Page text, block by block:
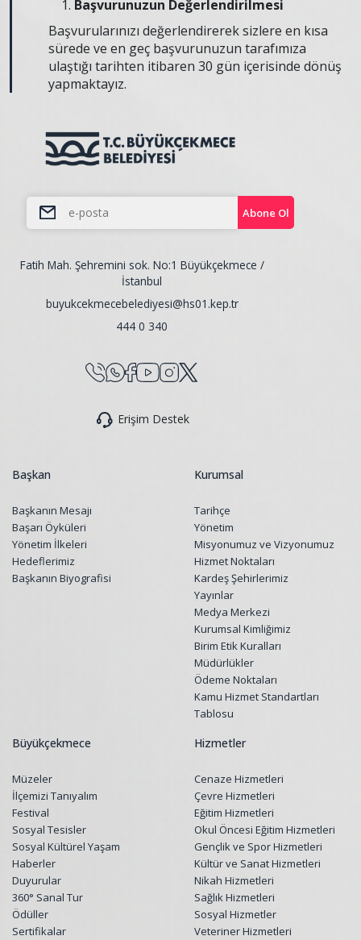
Başvurunuzun Değerlendirilmesi
Başvurularınızı değerlendirerek sizlere en kısa
sürede ve en geç başvurunuzun tarafımıza
ulaştığı tarihten itibaren 30 gün içerisinde dönüş
yapmaktayız.
Abone Ol
Fatih Mah. Şehremini sok. No:1 Büyükçekmece /
İstanbul
buyukcekmecebelediyesi@hs01.kep.tr
444 0 340
Erişim Destek
Başkan
Başkanın Mesajı
Başarı Öyküleri
Yönetim İlkeleri
Hedeflerimiz
Başkanın Biyografisi
Kurumsal
Tarihçe
Yönetim
Misyonumuz ve Vizyonumuz
Hizmet Noktaları
Kardeş Şehirlerimiz
Yayınlar
Medya Merkezi
Kurumsal Kimliğimiz
Birim Etik Kuralları
Müdürlükler
Ödeme Noktaları
Kamu Hizmet Standartları
Tablosu
Büyükçekmece
Müzeler
İlçemizi Tanıyalım
Festival
Sosyal Tesisler
Sosyal Kültürel Yaşam
Haberler
Duyurular
360° Sanal Tur
Ödüller
Sertifikalar
Hizmetler
Cenaze Hizmetleri
Çevre Hizmetleri
Eğitim Hizmetleri
Okul Öncesi Eğitim Hizmetleri
Gençlik ve Spor Hizmetleri
Kültür ve Sanat Hizmetleri
Nikah Hizmetleri
Sağlık Hizmetleri
Sosyal Hizmetler
Veteriner Hizmetleri